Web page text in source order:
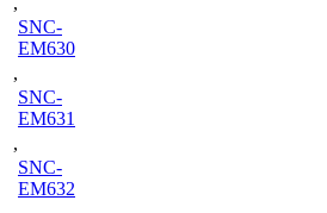
SNC-
EM630
,
SNC-
EM631
,
SNC-
EM632